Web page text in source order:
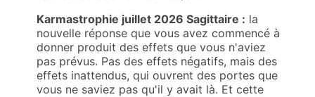
Karmastrophie juillet 2026 Sagittaire : la
nouvelle réponse que vous avez commencé à
donner produit des effets que vous n'aviez
pas prévus. Pas des effets négatifs, mais des
effets inattendus, qui ouvrent des portes que
vous ne saviez pas qu'il y avait là. Et cette